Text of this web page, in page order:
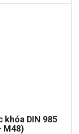
khóa DIN 985
M48)